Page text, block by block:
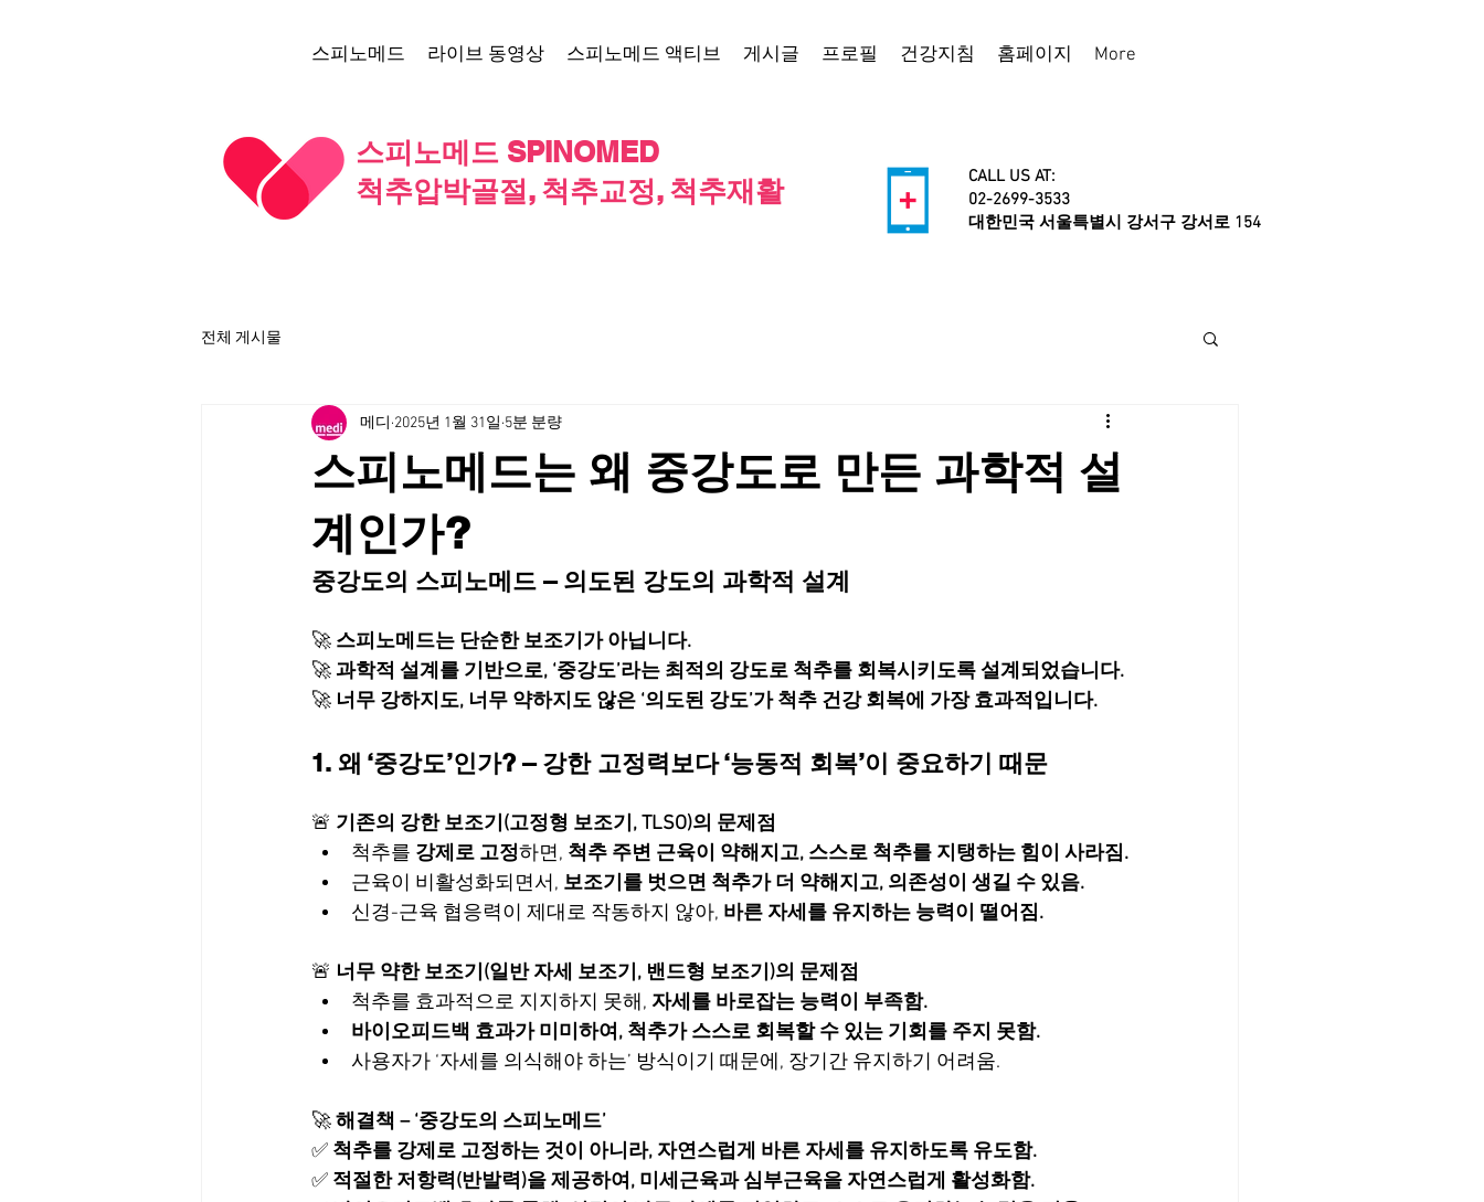
스피노메드 라이브 동영상 스피노메드 액티브 게시글 프로필 건강지침 홈페이지 More
스피노메드 SPINOMED
척추압박골절, 척추교정, 척추재활
CALL US AT:
02-2699-3533
​대한민국 서울특별시 강서구 강서로 154
전체 게시물
스피노메드는 왜 중강도로 만든 과학적 설
계인가?
메디 2025년 1월 31일 5분 분량
중강도의 스피노메드 – 의도된 강도의 과학적 설계
🚀 스피노메드는 단순한 보조기가 아닙니다.
🚀 과학적 설계를 기반으로, ‘중강도’라는 최적의 강도로 척추를 회복시키도록 설계되었습니다.
🚀 너무 강하지도, 너무 약하지도 않은 ‘의도된 강도’가 척추 건강 회복에 가장 효과적입니다.
1. 왜 ‘중강도’인가? – 강한 고정력보다 ‘능동적 회복’이 중요하기 때문
🚨 기존의 강한 보조기(고정형 보조기, TLSO)의 문제점
척추를 강제로 고정하면, 척추 주변 근육이 약해지고, 스스로 척추를 지탱하는 힘이 사라짐.
근육이 비활성화되면서, 보조기를 벗으면 척추가 더 약해지고, 의존성이 생길 수 있음.
신경-근육 협응력이 제대로 작동하지 않아, 바른 자세를 유지하는 능력이 떨어짐.
🚨 너무 약한 보조기(일반 자세 보조기, 밴드형 보조기)의 문제점
척추를 효과적으로 지지하지 못해, 자세를 바로잡는 능력이 부족함.
바이오피드백 효과가 미미하여, 척추가 스스로 회복할 수 있는 기회를 주지 못함.
사용자가 ‘자세를 의식해야 하는’ 방식이기 때문에, 장기간 유지하기 어려움.
🚀 해결책 – ‘중강도의 스피노메드’
✅ 척추를 강제로 고정하는 것이 아니라, 자연스럽게 바른 자세를 유지하도록 유도함.
✅ 적절한 저항력(반발력)을 제공하여, 미세근육과 심부근육을 자연스럽게 활성화함.